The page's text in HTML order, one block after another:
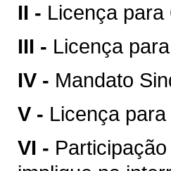
II - Licença
III - Licença
IV - Mandato
V - Licença
VI -